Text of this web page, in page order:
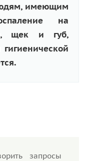
имеющим
на
щек и губ,
запросы